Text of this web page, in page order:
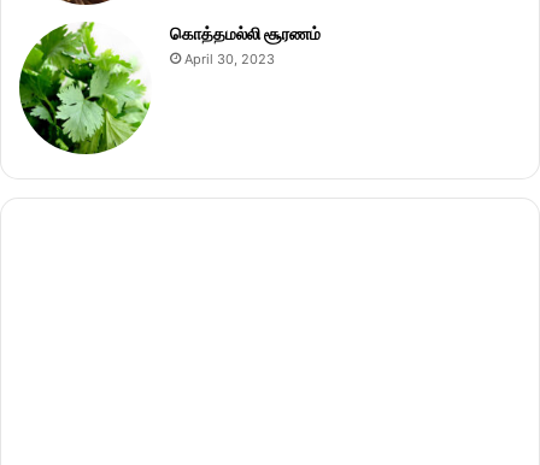
கொத்தமல்லி சூரணம்
April 30, 2023